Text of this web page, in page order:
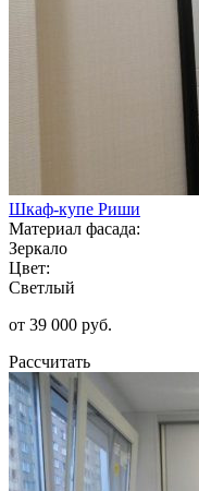
Шкаф-купе Риши
Материал фасада:
Зеркало
Цвет:
Светлый
от 39 000 руб.
Рассчитать